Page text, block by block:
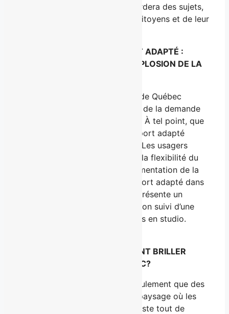
animée par Andrée Martin, abordera des sujets,
comme toujours, proches des citoyens et de leur
MARDI 11 AVRIL – TRANSPORT ADAPTÉ :
COMMENT FAIRE FACE À L’EXPLOSION DE LA
Depuis 2005, la grande région de Québec
connaît une véritable explosion de la demande
du service de transport adapté. À tel point, que
les sociétés qui gèrent le transport adapté
peinent à suffire à la demande. Les usagers
constatent une dégradation de la flexibilité du
service. Pourquoi une telle augmentation de la
demande? Qui finance le transport adapté dans
la région? Mise à jour Québec présente un
reportage complet sur la question suivi d’une
discussion avec quelques invités en studio.
COMMUNAUTAIRES: COMMENT BRILLER
PARMI LES RADIOS DE QUÉBEC?
La région de Québec n’a pas seulement que des
radios commerciales. Dans ce paysage où les
radios d’opinion dominent, il existe tout de